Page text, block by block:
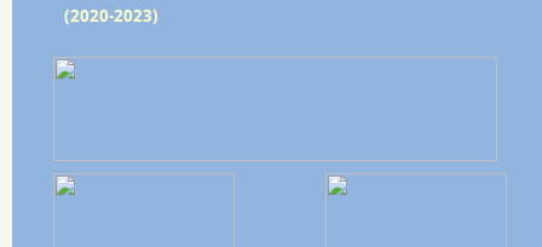
(2020-2023)